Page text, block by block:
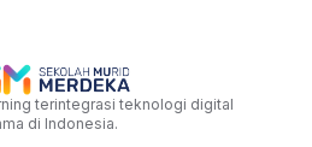
terintegrasi teknologi digital
di Indonesia.